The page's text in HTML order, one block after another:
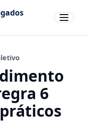
Abrir menu
6